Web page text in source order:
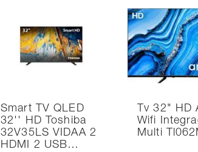
Smart TV QLED
32'' HD Toshiba
32V35LS VIDAA 2
HDMI 2 USB…
Tv 32" HD
Wifi
Multi